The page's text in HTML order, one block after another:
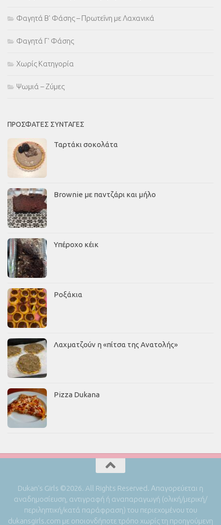
Φαγητά Β' Φάσης – Πρωτεΐνη με Λαχανικά
Φαγητά Γ' Φάσης
Χωρίς Κατηγορία
Ψωμιά – Ζύμες
ΠΡΌΣΦΑΤΕΣ ΣΥΝΤΑΓΈΣ
Ταρτάκι σοκολάτα
Brownie με παντζάρι και μήλο
Υπέροχο κέικ
Ροξάκια
Λαχματζούν η «πίτσα της Ανατολής»
Pizza Dukana
Dukan's Girls ©2026. All Rights Reserved. Απαγορεύεται η
αναδημοσίευση, αντιγραφή ή αναπαραγωγή (ολική/μερική/
περιληπτική/κατά παράφραση) του περιεχομένου του
dukansgirls.com με οποιονδήποτε τρόπο χωρίς τη προηγούμενη